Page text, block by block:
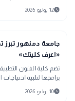
schedule12 يوليو 2026
school
مدارس وجامعات
جامعة دمنهور تبرز
«اعرف كليتك»
تضم كلية الفنون
برامجها لتلبية
schedule10 يوليو 2026